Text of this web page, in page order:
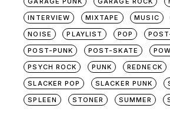
INTERVIEW
MIXTAPE MUSIC
NOISE
PLAYLIST POP
POST-PUNK
POST-SKATE
PSYCH ROCK
PUNK REDNECK
SLACKER POP
SLACKER PUNK
SPLEEN
STONER SUMMER